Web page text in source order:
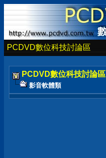
PCDVD數位科技討論區
PCDVD數位科技討論區
影音軟體類